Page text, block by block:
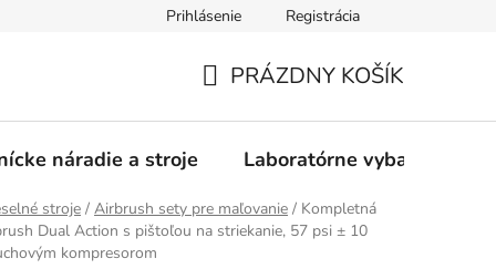
Prihlásenie Registrácia
KOŠÍK
PRÁZDNY KOŠÍK
náradie a stroje Laboratórne vybavenie
stroje / Airbrush sety pre maľovanie / Kompletná
Dual Action s pištoľou na striekanie, 57 psi ± 10
kompresorom